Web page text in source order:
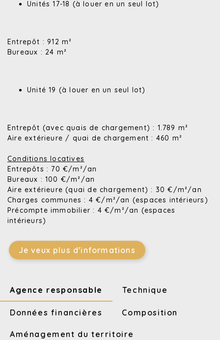
Unités 17-18 (à louer en un seul lot)
Entrepôt : 912 m²
Bureaux : 24 m²
Unité 19 (à louer en un seul lot)
Entrepôt (avec quais de chargement) : 1.789 m²
Aire extérieure / quai de chargement : 460 m²
Conditions locatives
Entrepôts : 70 €/m²/an
Bureaux : 100 €/m²/an
Aire extérieure (quai de chargement) : 30 €/m²/an
Charges communes : 4 €/m²/an (espaces intérieurs)
Précompte immobilier : 4 €/m²/an (espaces
intérieurs)
Je veux plus d'informations
Agence responsable Technique
Données financières Composition
Aménagement du territoire